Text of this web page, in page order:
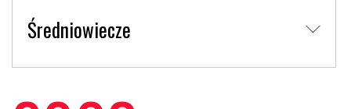
Średniowiecze